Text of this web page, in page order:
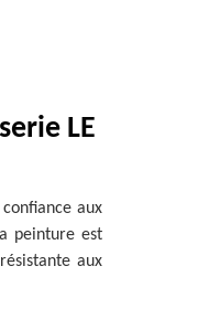
LE
aux
peinture est
aux